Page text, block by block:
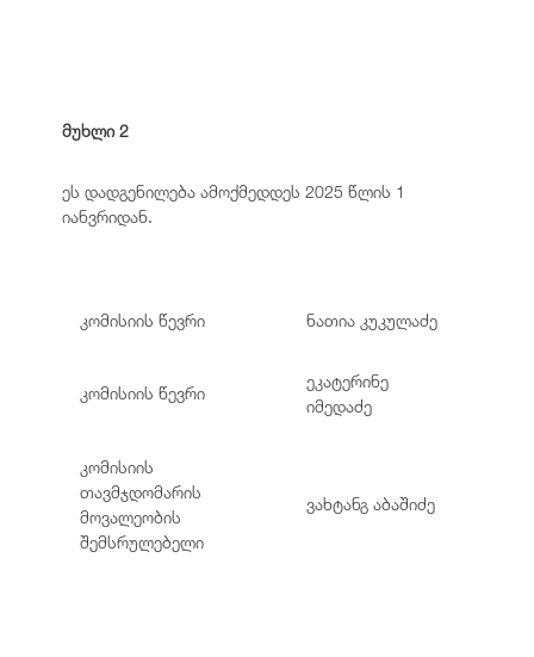
მუხლი 2
ეს დადგენილება ამოქმედდეს 2025 წლის 1
იანვრიდან.
კომისიის წევრი ნათია კუკულაძე
კომისიის წევრი ეკატერინე
იმედაძე
კომისიის
თავმჯდომარის
მოვალეობის
შემსრულებელი
ვახტანგ აბაშიძე